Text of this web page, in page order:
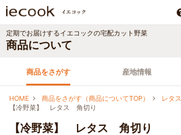
商品をさがす 産地情報
定期でお届けするイエコックの宅配カット野菜
商品について
HOME 商品をさがす（商品についてTOP） レタス
【冷野菜】 レタス 角切り
【冷野菜】 レタス 角切り